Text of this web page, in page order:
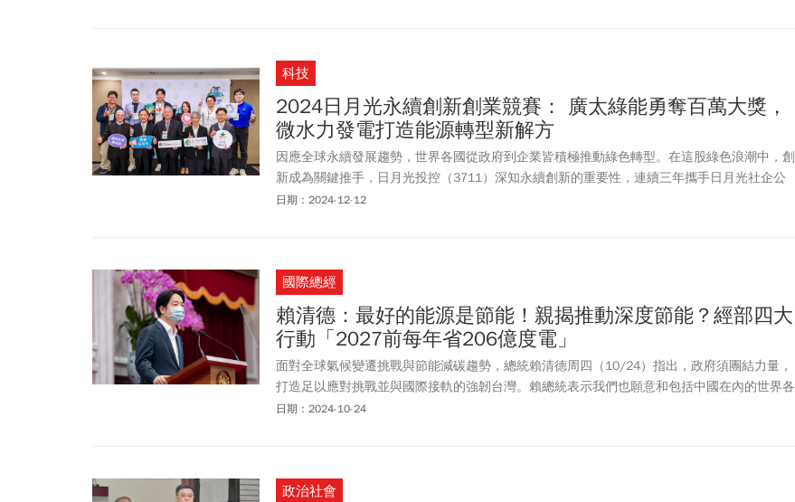
科技
2024日月光永續創新創業競賽： 廣太綠能勇奪百萬大獎，
微水力發電打造能源轉型新解方
因應全球永續發展趨勢，世界各國從政府到企業皆積極推動綠色轉型。在這股綠色浪潮中，創
新成為關鍵推手，日月光投控（3711）深知永續創新的重要性，連續三年攜手日月光社企公
司和日月光環保永續基金會舉辦「永續創新創業競賽」，鼓勵新創團隊運用創意和創新技術打
日期：2024-12-12
國際總經
賴清德：最好的能源是節能！親揭推動深度節能？經部四大
行動「2027前每年省206億度電」
面對全球氣候變遷挑戰與節能減碳趨勢，總統賴清德周四（10/24）指出，政府須團結力量，
打造足以應對挑戰並與國際接軌的強韌台灣。賴總統表示我們也願意和包括中國在內的世界各
國持續加強合作，共同面對氣候變遷的挑戰。賴清德強調「最好的能源是節能」。他說，提升
服務（ESCO）的參與。他提出將透過投資獎勵、投資抵減、政府補助等方法協助產業節能，
日期：2024-10-24
政治社會